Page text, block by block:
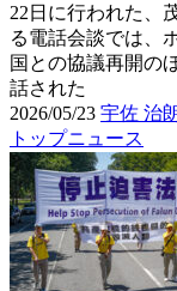
22日に行われた、
る電話会談では、
国との協議再開の
話された
2026/05/23 宇佐 治
トップニュース